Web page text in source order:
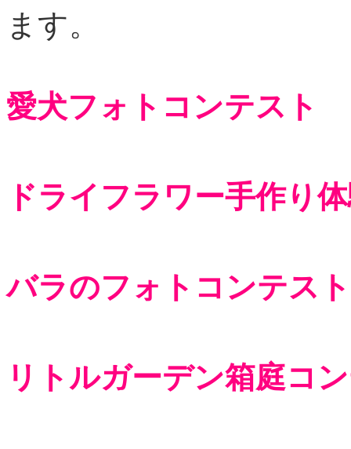
ます。
愛犬フォトコンテスト
ドライフラワー手作り
バラのフォトコンテスト
リトルガーデン箱庭コ